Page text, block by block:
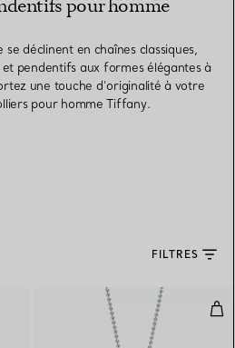
pour homme
déclinent en chaînes classiques,
pendentifs aux formes élégantes à
une touche d’originalité à votre
pour homme Tiffany.
FILTRES